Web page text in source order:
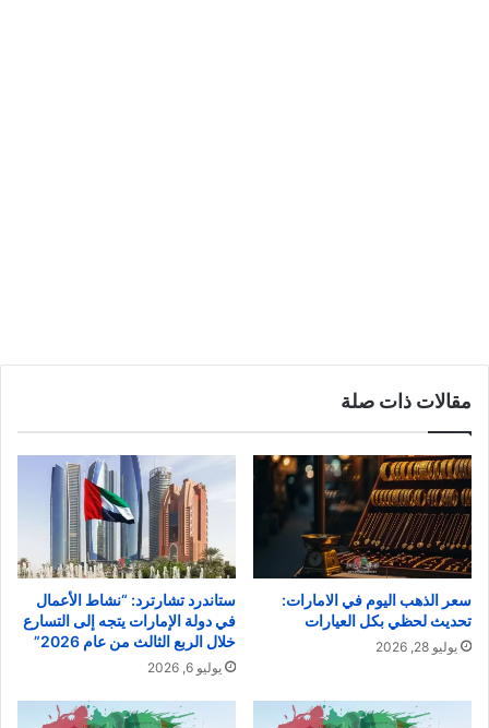
مقالات ذات صلة
سعر الذهب اليوم في الامارات:
تحديث لحظي بكل العيارات
يوليو 28, 2026
ستاندرد تشارترد: “نشاط الأعمال
في دولة الإمارات يتجه إلى التسارع
خلال الربع الثالث من عام 2026”
يوليو 6, 2026